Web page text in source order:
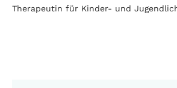
Therapeutin für Kinder- und